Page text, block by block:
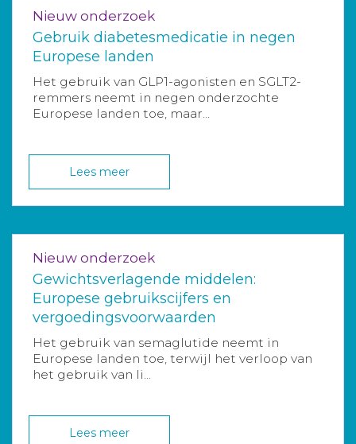
Nieuw onderzoek
Gebruik diabetesmedicatie in negen
Europese landen
Het gebruik van GLP1-agonisten en SGLT2-
remmers neemt in negen onderzochte
Europese landen toe, maar...
Lees meer
Nieuw onderzoek
Gewichtsverlagende middelen:
Europese gebruikscijfers en
vergoedingsvoorwaarden
Het gebruik van semaglutide neemt in
Europese landen toe, terwijl het verloop van
het gebruik van li...
Lees meer